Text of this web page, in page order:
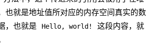
也就是地址值所对应的内存空间真实的数
，也就是
Hello, world!
这段内容，就